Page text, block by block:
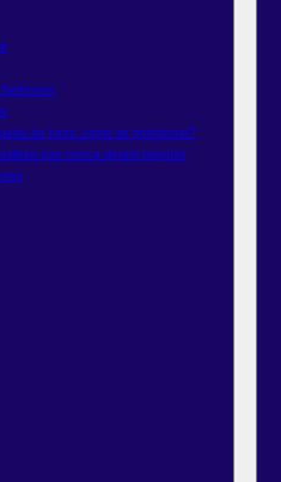
novo
de juros: como se posicionar?
que nunca deram prejuízo